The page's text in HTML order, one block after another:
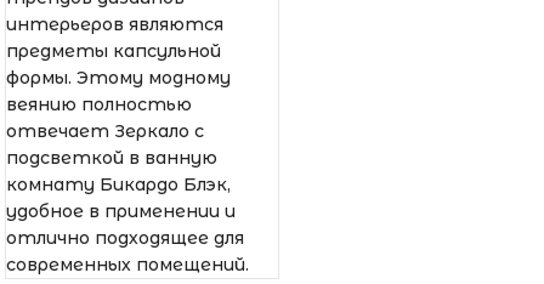
интерьеров являются
предметы капсульной
формы. Этому модному
веянию полностью
отвечает Зеркало с
подсветкой в ванную
комнату Бикардо Блэк,
удобное в применении и
отлично подходящее для
современных помещений.